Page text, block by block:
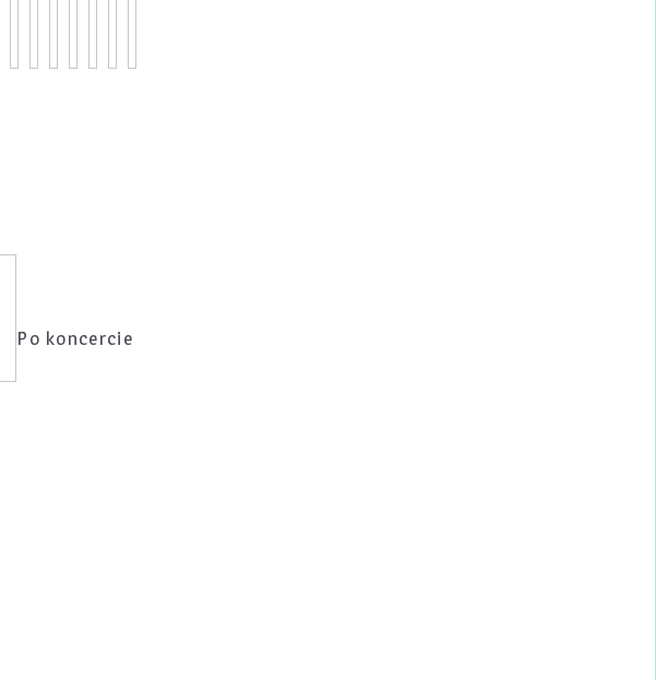
Po koncercie